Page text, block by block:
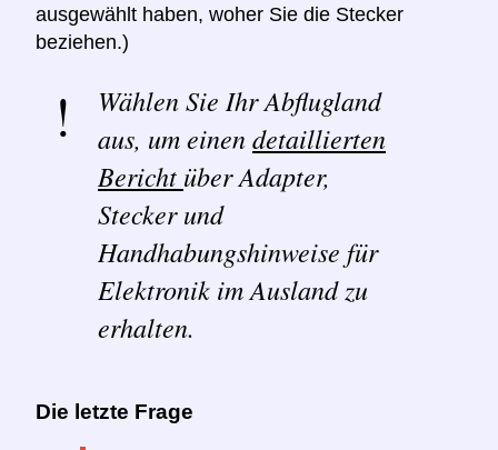
ausgewählt haben, woher Sie die Stecker
beziehen.)
Wählen Sie Ihr Abflugland
aus, um einendetaillierten
Bericht über Adapter,
Stecker und
Handhabungshinweise für
Elektronik im Ausland zu
erhalten.
Die letzte Frage